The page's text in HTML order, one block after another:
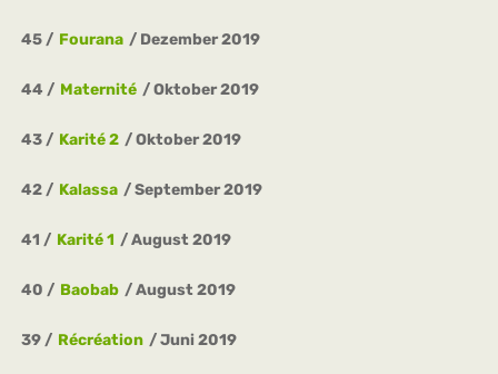
45 Fourana Dezember 2019
44 Maternité Oktober 2019
43 Karité 2 Oktober 2019
42 Kalassa September 2019
41 Karité 1 August 2019
40 Baobab August 2019
39 Récréation Juni 2019